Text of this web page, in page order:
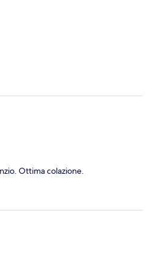
Ottima colazione.